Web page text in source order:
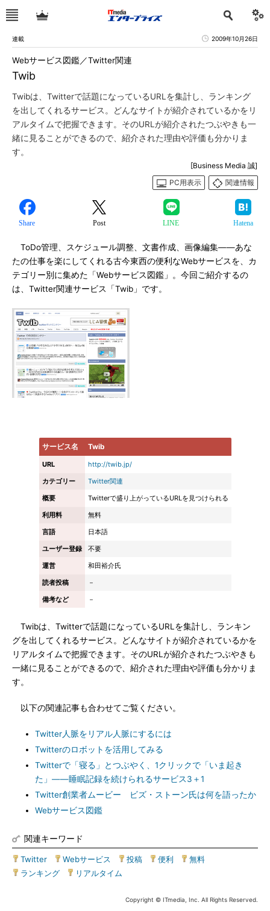
連載 2009年10月26日
Twib
Webサービス図鑑／Twitter関連
Twibは、Twitterで話題になっているURLを集計し、ランキング
を出してくれるサービス。どんなサイトが紹介されているかをリ
アルタイムで把握できます。そのURLが紹介されたつぶやきも一
緒に見ることができるので、紹介された理由や評価も分かりま
す。
[Business Media 誠]
PC用表示
関連情報
Share Post LINE Hatena
ToDo管理、スケジュール調整、文書作成、画像編集――あな
たの仕事を楽にしてくれる古今東西の便利なWebサービスを、カ
テゴリー別に集めた「Webサービス図鑑」。今回ご紹介するの
は、Twitter関連サービス「Twib」です。
サービス名 Twib
URL
http://twib.jp/
カテゴリー
Twitter関連
概要
Twitterで盛り上がっているURLを見つけられる
利用料
無料
言語
日本語
ユーザー登録
不要
運営
和田裕介氏
読者投稿
－
備考など
－
Twibは、Twitterで話題になっているURLを集計し、ランキン
グを出してくれるサービス。どんなサイトが紹介されているかを
リアルタイムで把握できます。そのURLが紹介されたつぶやきも
一緒に見ることができるので、紹介された理由や評価も分かりま
す。
以下の関連記事も合わせてご覧ください。
Twitter人脈をリアル人脈にするには
Twitterのロボットを活用してみる
Twitterで「寝る」とつぶやく、1クリックで「いま起き
た」――睡眠記録を続けられるサービス3＋1
Twitter創業者ムービー ビズ・ストーン氏は何を語ったか
Webサービス図鑑
関連キーワード
Twitter Webサービス 投稿 便利 無料
ランキング
リアルタイム
Copyright © ITmedia, Inc. All Rights Reserved.